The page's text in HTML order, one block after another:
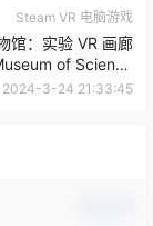
Steam VR 电脑游戏
馆：实验 VR 画廊
of Science
Experimental VR
2024-3-24 21:33:45